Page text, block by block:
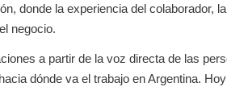
donde la experiencia del colaborador,
negocio.
a partir de la voz directa de las
dónde va el trabajo en Argentina.